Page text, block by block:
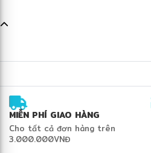
MIỄN PHÍ GIAO HÀNG
Cho tất cả đơn hàng trên
3.000.000VNĐ